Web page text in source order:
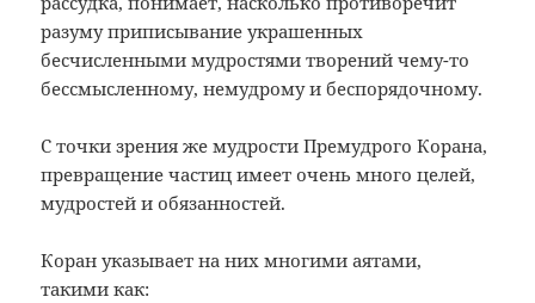
разуму приписывание украшенных
бесчисленными мудростями творений чему-то
бессмысленному, немудрому и беспорядочному.
С точки зрения же мудрости Премудрого Корана,
превращение частиц имеет очень много целей,
мудростей и обязанностей.
Коран указывает на них многими аятами,
такими как: